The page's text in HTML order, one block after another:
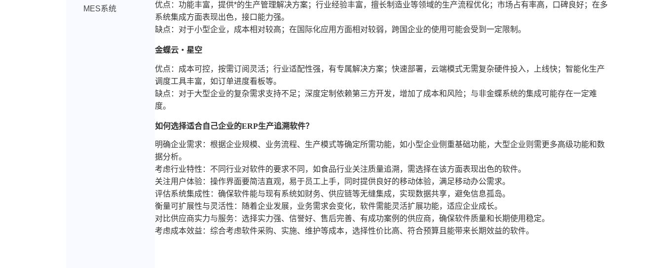
MES系统
优点：功能丰富，提供*的生产管理解决方案；行业经验丰富，擅长制造业等领域的生产流程优化；市场占有率高，口碑良好；在多
系统集成方面表现出色，接口能力强。
缺点：对于小型企业，成本相对较高；在国际化应用方面相对较弱，跨国企业的使用可能会受到一定限制。
金蝶云・星空
优点：成本可控，按需订阅灵活；行业适配性强，有专属解决方案；快速部署，云端模式无需复杂硬件投入，上线快；智能化生产
调度工具丰富，如订单进度看板等。
缺点：对于大型企业的复杂需求支持不足；深度定制依赖第三方开发，增加了成本和风险；与非金蝶系统的集成可能存在一定难
度。
如何选择适合自己企业的ERP生产追溯软件？
明确企业需求：根据企业规模、业务流程、生产模式等确定所需功能，如小型企业侧重基础功能，大型企业则需更多高级功能和数
据分析。
考虑行业特性：不同行业对软件的要求不同，如食品行业关注质量追溯，需选择在该方面表现出色的软件。
关注用户体验：操作界面要简洁直观，易于员工上手，同时提供良好的移动体验，满足移动办公需求。
评估系统集成性：确保软件能与现有系统如财务、供应链等无缝集成，实现数据共享，避免信息孤岛。
衡量可扩展性与灵活性：随着企业发展，业务需求会变化，软件需能灵活扩展功能，适应企业成长。
对比供应商实力与服务：选择实力强、信誉好、售后完善、有成功案例的供应商，确保软件质量和长期使用稳定。
考虑成本效益：综合考虑软件采购、实施、维护等成本，选择性价比高、符合预算且能带来长期效益的软件。